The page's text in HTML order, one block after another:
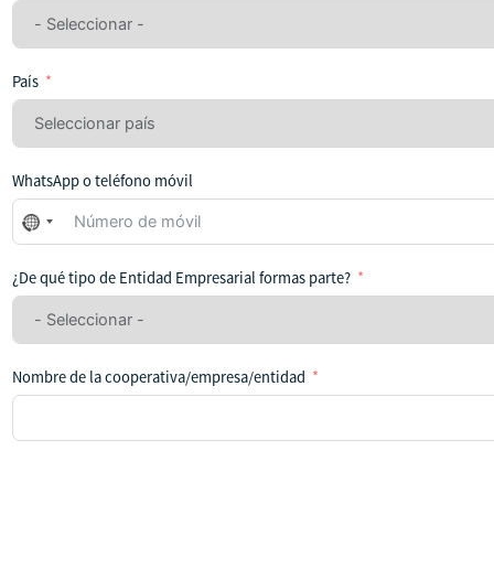
País
WhatsApp o teléfono móvil
No
se
seleccionado
ningún
¿De qué tipo de Entidad Empresarial formas parte?
Nombre de la cooperativa/empresa/entidad